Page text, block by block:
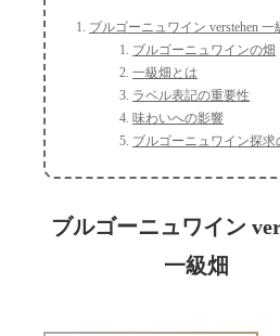
ブルゴーニュワイン verstehen 一
ブルゴーニュワインの畑
一級畑とは
ラベル表記の重要性
味わいへの影響
ブルゴーニュワイン探求
ブルゴーニュワイン
一級畑